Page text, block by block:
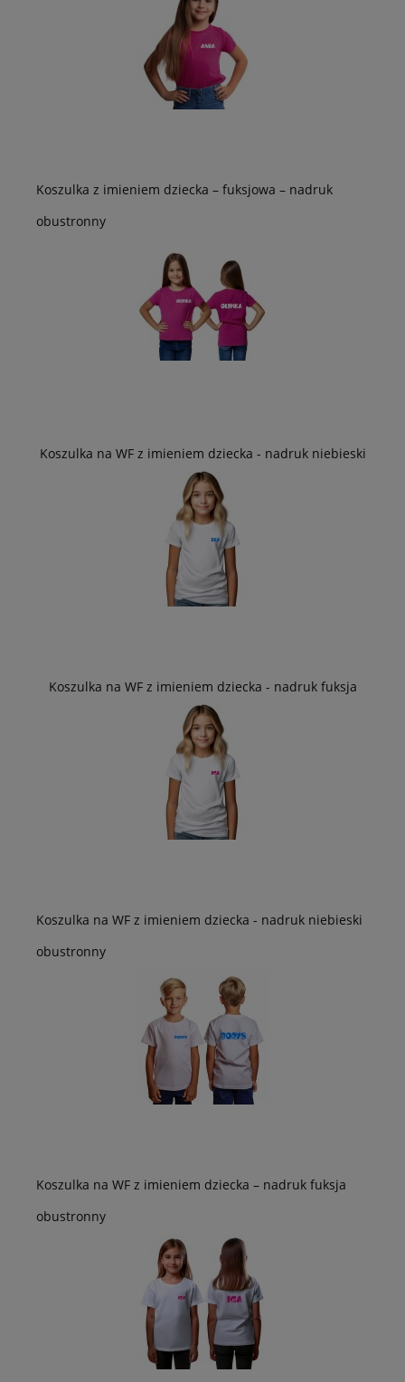
Koszulka z imieniem dziecka – fuksjowa – nadruk
obustronny
Koszulka na WF z imieniem dziecka - nadruk niebieski
Koszulka na WF z imieniem dziecka - nadruk fuksja
Koszulka na WF z imieniem dziecka - nadruk niebieski
obustronny
Koszulka na WF z imieniem dziecka – nadruk fuksja
obustronny